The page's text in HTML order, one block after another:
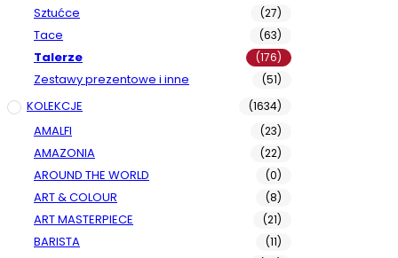
Sztućce (27)
Tace (63)
Talerze (176)
Zestawy prezentowe i inne (51)
KOLEKCJE (1634)
AMALFI (23)
AMAZONIA (22)
AROUND THE WORLD (0)
ART & COLOUR (8)
ART MASTERPIECE (21)
BARISTA (11)